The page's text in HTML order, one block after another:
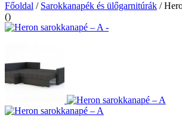
Főoldal / Sarokkanapék és ülőgarnitúrák /
()